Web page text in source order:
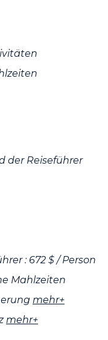
der Reiseführer
: 672 $ / Person
Mahlzeiten
mehr+
mehr+